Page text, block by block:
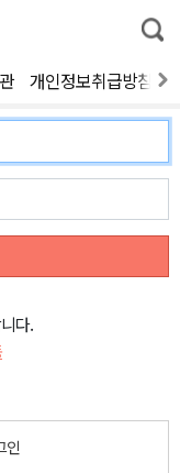
통
합
색
개인정보취급방침
다.
인